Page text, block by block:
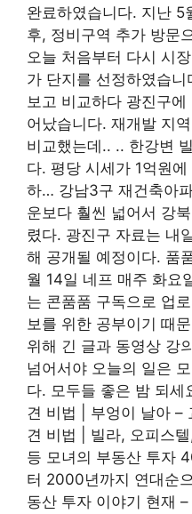
완료하였습니다. 지난 5
후, 정비구역 추가 방문
오늘 처음부터 다시 시
가 단지를 선정하였습
보고 비교하다 광진구
어났습니다. 재개발 지
비교했는데.. .. 한강변
다. 평당 시세가 1억원
하… 강남3구 재건축아
운보다 훨씬 넓어서 강
렸다. 광진구 자료는 내
해 공개될 예정이다. 품
월 14일 네프 매주 화요
는 콘품품 구독으로 업
보를 위한 공부이기 때
위해 긴 글과 동영상 강
넘어서야 오늘의 일은
다. 모두들 좋은 밤 되세
견 비법 | 부엉이 날아 –
견 비법 | 빌라, 오피스
등 모녀의 부동산 투자
터 2000년까지 연대순
동산 투자 이야기 현재